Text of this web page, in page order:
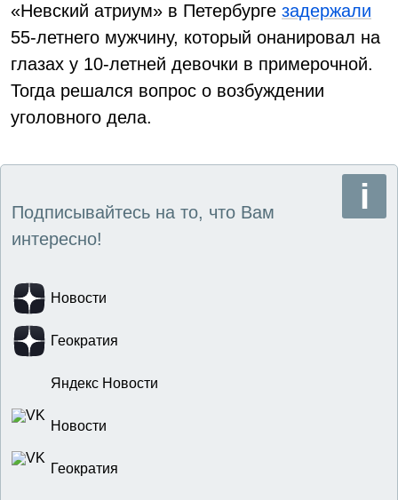
«Невский атриум» в Петербурге задержали
55-летнего мужчину, который онанировал на
глазах у 10-летней девочки в примерочной.
Тогда решался вопрос о возбуждении
уголовного дела.
Подписывайтесь на то, что Вам
интересно!
Новости
Геократия
Яндекс Новости
Новости
Геократия